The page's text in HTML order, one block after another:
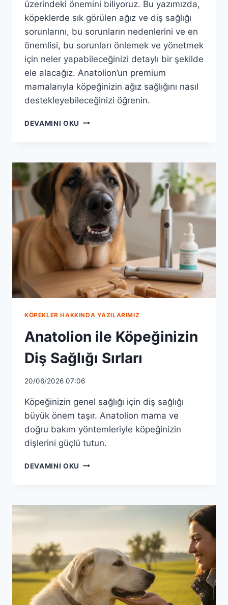
üzerindeki önemini biliyoruz. Bu yazımızda,
köpeklerde sık görülen ağız ve diş sağlığı
sorunlarını, bu sorunların nedenlerini ve en
önemlisi, bu sorunları önlemek ve yönetmek
için neler yapabileceğinizi detaylı bir şekilde
ele alacağız. Anatolion’un premium
mamalarıyla köpeğinizin ağız sağlığını nasıl
destekleyebileceğinizi öğrenin.
DEVAMINI OKU ANATOLION
SAĞLIĞI:
GÜLÜMSEMESIYLE
FARK
YARATIN
KÖPEKLER HAKKINDA YAZILARIMIZ
Anatolion ile Köpeğinizin
Diş Sağlığı Sırları
20/06/2026 07:06
Köpeğinizin genel sağlığı için diş sağlığı
büyük önem taşır. Anatolion mama ve
doğru bakım yöntemleriyle köpeğinizin
dişlerini güçlü tutun.
DEVAMINI OKU ANATOLION
SAĞLIĞI